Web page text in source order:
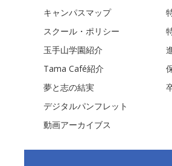
キャンパスマップ
スクール・ポリシー
玉手山学園紹介
Tama Café紹介
夢と志の結実
デジタルパンフレット
動画アーカイブス